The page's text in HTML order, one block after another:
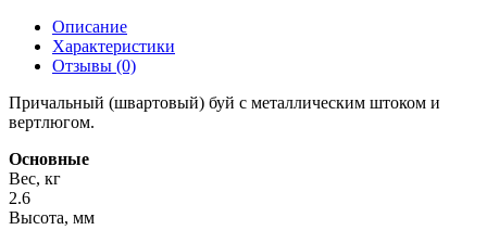
Описание
Характеристики
Отзывы (0)
Причальный (швартовый) буй с металлическим штоком и
вертлюгом.
Основные
Вес, кг
2.6
Высота, мм